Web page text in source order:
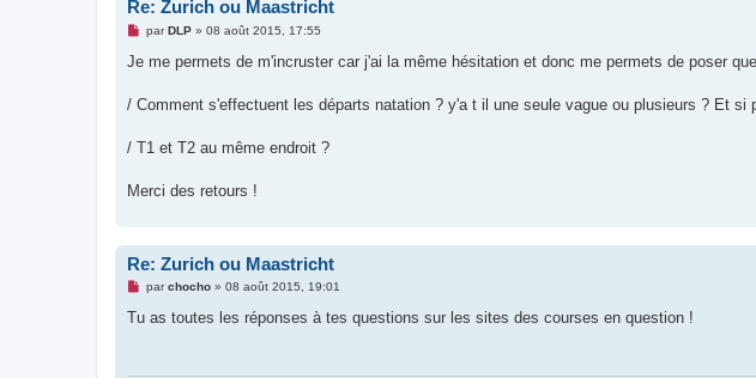
Re: Zurich ou Maastricht
M
s
g
o
u
parDLP» 08 août 2015, 17:55
Je me permets de m'incruster car j'ai la même hésitation et donc me permets de poser
/ Comment s'effectuent les départs natation ? y'a t il une seule vague ou plusieurs ? Et si
/ T1 et T2 au même endroit ?
Merci des retours !
Re: Zurich ou Maastricht
M
s
parchocho» 08 août 2015, 19:01
Tu as toutes les réponses à tes questions sur les sites des courses en question !